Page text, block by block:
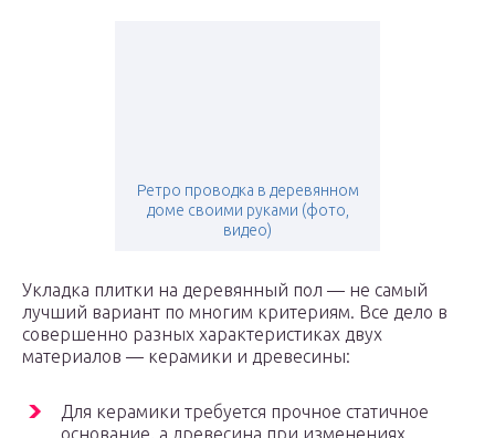
Ретро проводка в деревянном
доме своими руками (фото,
видео)
Укладка плитки на деревянный пол — не самый
лучший вариант по многим критериям. Все дело в
совершенно разных характеристиках двух
материалов — керамики и древесины:
Для керамики требуется прочное статичное
основание, а древесина при изменениях